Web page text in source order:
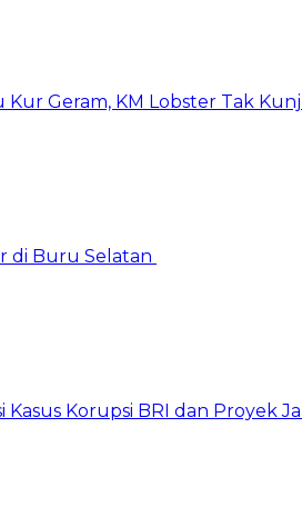
Geram, KM Lobster Tak
di Buru Selatan
Korupsi BRI dan Proyek